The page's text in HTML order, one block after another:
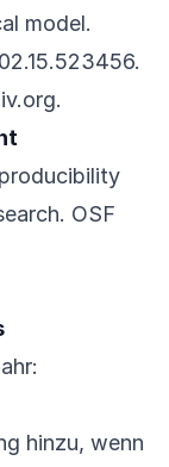
model.
.
OSF
hinzu, wenn